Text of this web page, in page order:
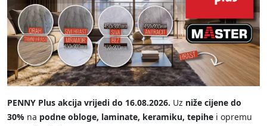
PENNY Plus akcija vrijedi do 16.08.2026. Uz niže cijene do
30% na podne obloge, laminate, keramiku, tepihe i opremu